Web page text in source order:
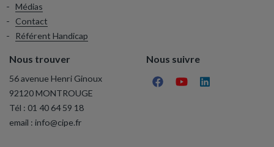
Médias
Contact
Référent Handicap
Nous trouver
56 avenue Henri Ginoux
92120 MONTROUGE
Tél : 01 40 64 59 18
email : info@cipe.fr
Nous suivre